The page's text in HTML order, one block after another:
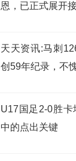
恩，已正式展开
天天资讯:马刺
创59年纪录，不
U17国足2-0胜
中的点出关键